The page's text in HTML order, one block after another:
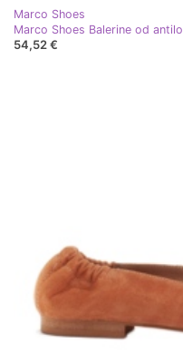
Marco Shoes
Marco Shoes Balerine od
54,52 €